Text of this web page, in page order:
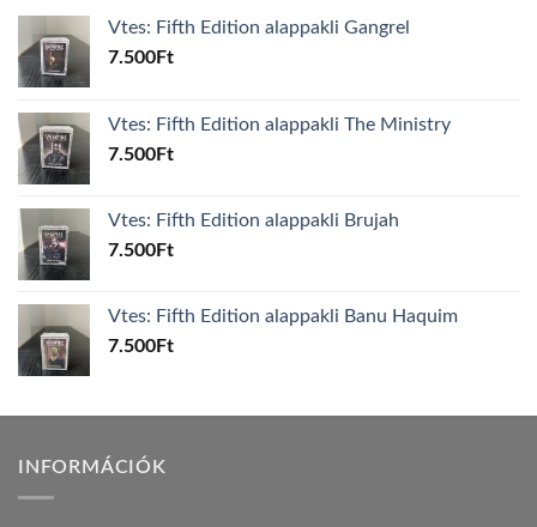
Vtes: Fifth Edition alappakli Gangrel
7.500Ft
Vtes: Fifth Edition alappakli The Ministry
7.500Ft
Vtes: Fifth Edition alappakli Brujah
7.500Ft
Vtes: Fifth Edition alappakli Banu Haquim
7.500Ft
INFORMÁCIÓK